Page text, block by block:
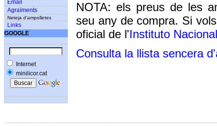
Email
Agraïments
Neteja d'ampolletes
Links
GOOGLE
Internet
minilicor.cat
NOTA: els preus de les
seu any de compra. Si
oficial de l'Instituto
Consulta la llista sencera